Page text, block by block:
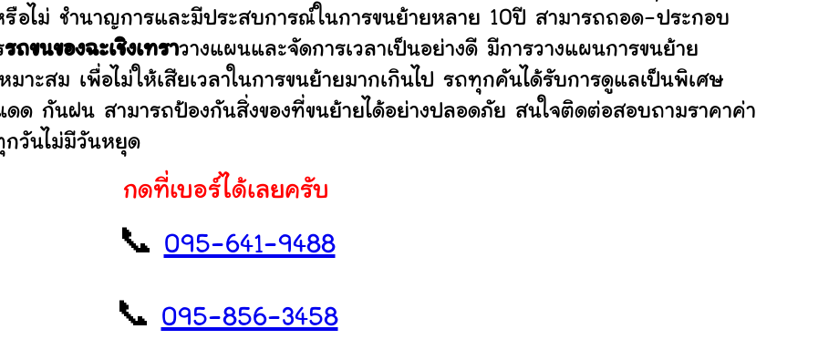
รือไม่ ชำนาญการและมีประสบการณ์ในการขนย้ายหลาย 10ปี สามารถถอด-ประกอบ
รถขนของฉะเชิงเทราวางแผนและจัดการเวลาเป็นอย่างดี มีการวางแผนการขนย้าย
มาะสม เพื่อไม่ให้เสียเวลาในการขนย้ายมากเกินไป รถทุกคันได้รับการดูแลเป็นพิเศษ
ด กันฝน สามารถป้องกันสิ่งของที่ขนย้ายได้อย่างปลอดภัย สนใจติดต่อสอบถามราคาค่า
กวันไม่มีวันหยุด
กดที่เบอร์ได้เลยครับ
📞 095-641-9488
📞 095-856-3458